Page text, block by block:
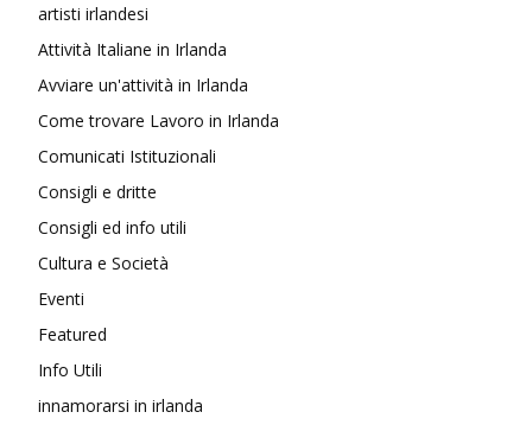
artisti irlandesi
Attività Italiane in Irlanda
Avviare un'attività in Irlanda
Come trovare Lavoro in Irlanda
Comunicati Istituzionali
Consigli e dritte
Consigli ed info utili
Cultura e Società
Eventi
Featured
Info Utili
innamorarsi in irlanda